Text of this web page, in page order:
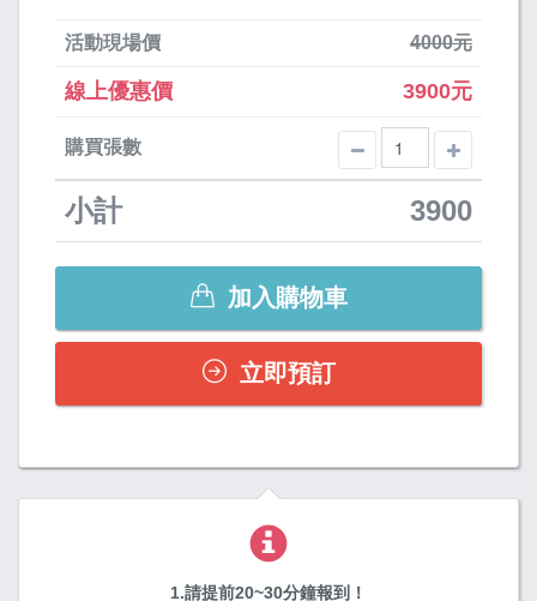
活動現場價 4000元
線上優惠價 3900元
購買張數
小計 3900
加入購物車
立即預訂
1.請提前20~30分鐘報到！